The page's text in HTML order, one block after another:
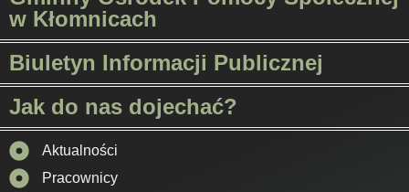
w Kłomnicach
Biuletyn Informacji Publicznej
Jak do nas dojechać?
Aktualności
Pracownicy